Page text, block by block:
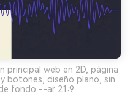
principal web en 2D, página
botones, diseño plano, sin
fondo --ar 21:9